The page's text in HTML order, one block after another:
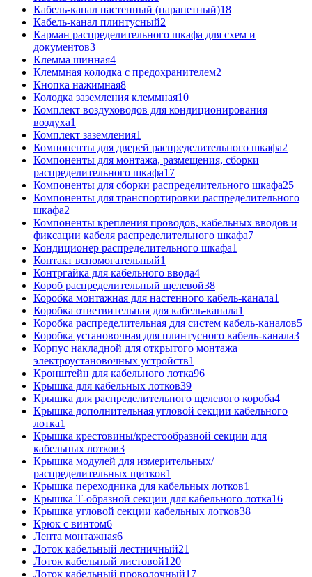
Кабель-канал настенный (парапетный)18
Кабель-канал плинтусный2
Карман распределительного шкафа для схем и
документов3
Клемма шинная4
Клеммная колодка с предохранителем2
Кнопка нажимная8
Колодка заземления клеммная10
Комплект воздуховодов для кондиционирования
воздуха1
Комплект заземления1
Компоненты для дверей распределительного шкафа2
Компоненты для монтажа, размещения, сборки
распределительного шкафа17
Компоненты для сборки распределительного шкафа25
Компоненты для транспортировки распределительного
шкафа2
Компоненты крепления проводов, кабельных вводов и
фиксации кабеля распределительного шкафа7
Кондиционер распределительного шкафа1
Контакт вспомогательный1
Контргайка для кабельного ввода4
Короб распределительный щелевой38
Коробка монтажная для настенного кабель-канала1
Коробка ответвительная для кабель-канала1
Коробка распределительная для систем кабель-каналов5
Коробка установочная для плинтусного кабель-канала3
Корпус накладной для открытого монтажа
электроустановочных устройств1
Кронштейн для кабельного лотка96
Крышка для кабельных лотков39
Крышка для распределительного щелевого короба4
Крышка дополнительная угловой секции кабельного
лотка1
Крышка крестовины/крестообразной секции для
кабельных лотков3
Крышка модулей для измерительных/
распределительных щитков1
Крышка переходника для кабельных лотков1
Крышка Т-образной секции для кабельного лотка16
Крышка угловой секции кабельных лотков38
Крюк с винтом6
Лента монтажная6
Лоток кабельный лестничный21
Лоток кабельный листовой120
Лоток кабельный проволочный17